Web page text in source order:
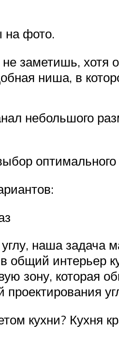
на фото.
заметишь, хотя
ниша, в
небольшого
наша задача
общий интерьер
зону, которая
проектирования
кухни? Кухня